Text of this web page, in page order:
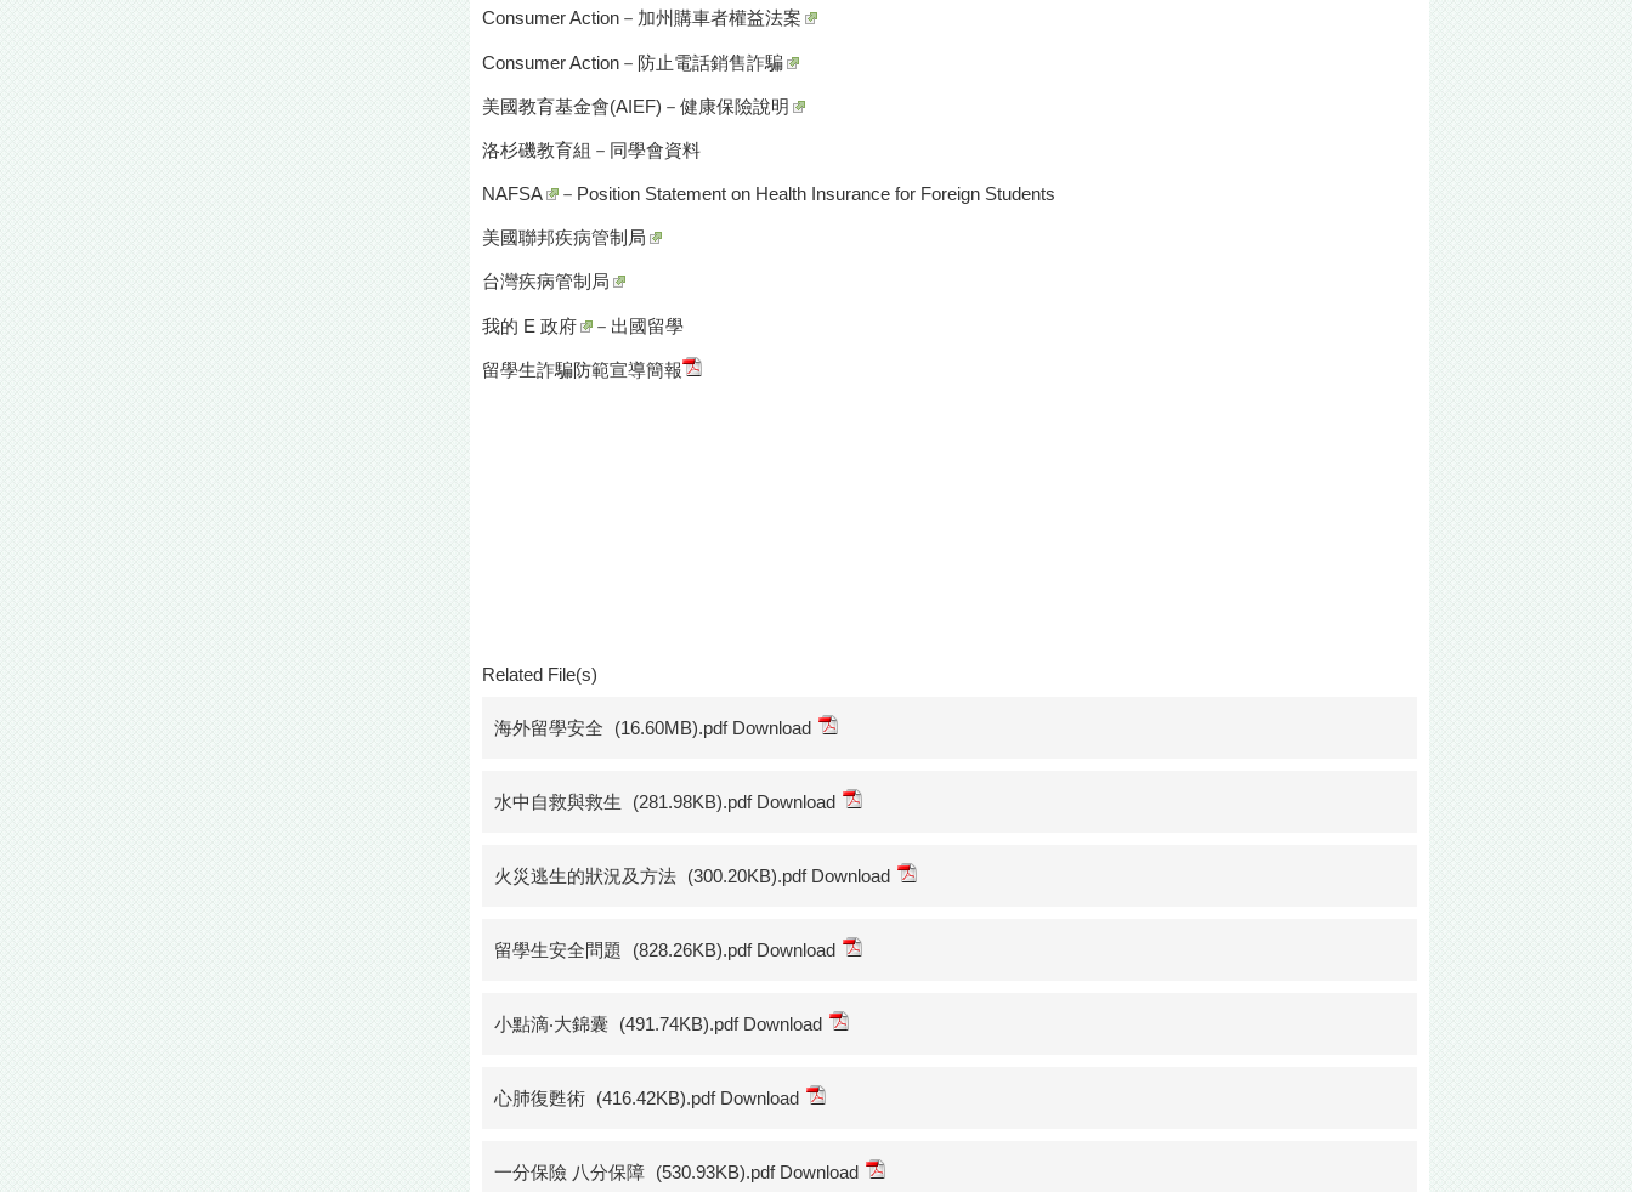
Consumer Action－ 加州購車者權益法案
Consumer Action－ 防止電話銷售詐騙
美國教育基金會(AIEF)－ 健康保險說明
洛杉磯教育組－ 同學會資料
NAFSA －Position Statement on Health Insurance for Foreign Students
美國聯邦疾病管制局
台灣疾病管制局
我的 E 政府 －出國留學
留學生詐騙防範宣導簡報
Related File(s)
海外留學安全 (16.60MB).pdf Download
水中自救與救生 (281.98KB).pdf Download
火災逃生的狀況及方法 (300.20KB).pdf Download
留學生安全問題 (828.26KB).pdf Download
小點滴‧大錦囊 (491.74KB).pdf Download
心肺復甦術 (416.42KB).pdf Download
一分保險 八分保障 (530.93KB).pdf Download